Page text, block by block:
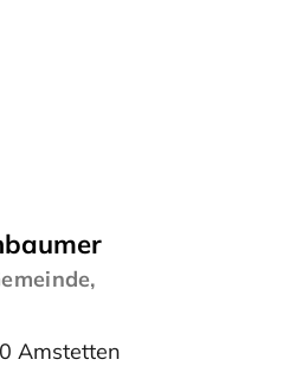
Amstetten